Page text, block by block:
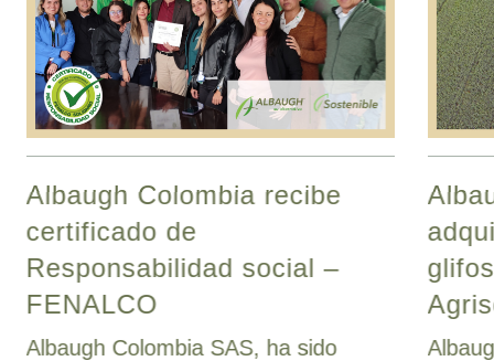
Albaugh Colombia recibe
certificado de
Responsabilidad social –
FENALCO
Albaugh Colombia SAS, ha sido